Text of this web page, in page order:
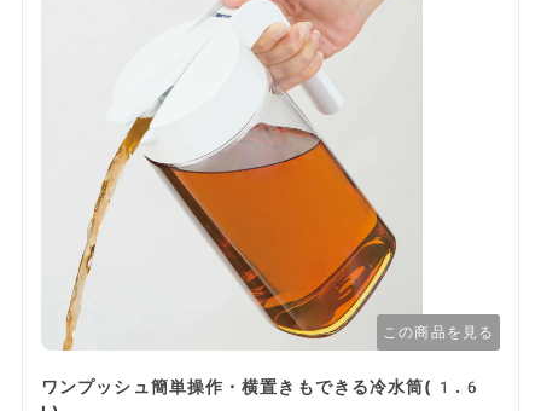
この商品を見る
ワンプッシュ簡単操作・横置きもできる冷水筒(1.6